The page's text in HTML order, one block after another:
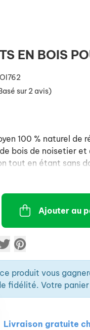
EN BOIS
sur 2 avis)
100 % naturel de
bois de noisetier
tout en étant sans
Ajouter au
produit vous
fidélité. Votre
Livraison gratuite